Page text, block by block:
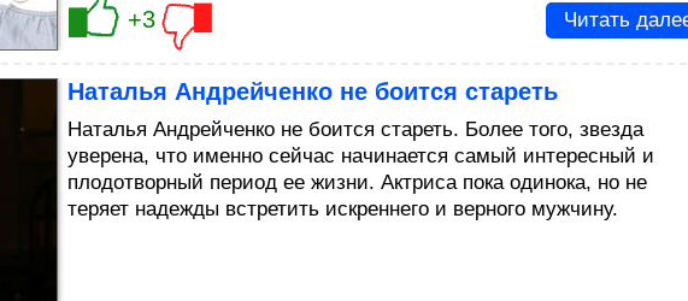
+3 Читать
Наталья Андрейченко не боится стареть
Наталья Андрейченко не боится стареть. Более того, звезда
уверена, что именно сейчас начинается самый интересный и
плодотворный период ее жизни. Актриса пока одинока, но не
теряет надежды встретить искреннего и верного мужчину.